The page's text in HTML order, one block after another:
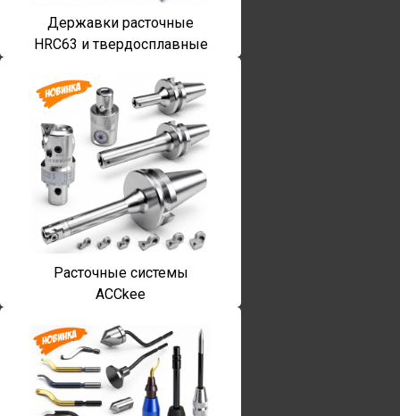
Державки расточные
HRC63 и твердосплавные
Расточные системы
ACCkee